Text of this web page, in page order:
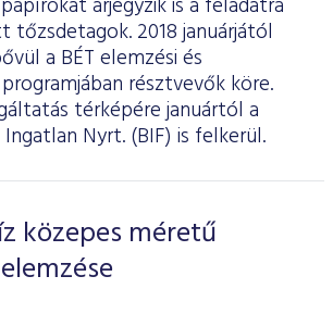
árjegyzik is a feladatra
tőzsdetagok. 2018 januárjától
a BÉT elemzési és
résztvevők köre.
térképére januártól a
Nyrt. (BIF) is felkerül.
közepes méretű